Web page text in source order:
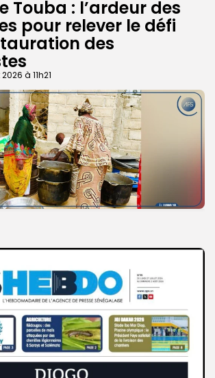
Touba : l’ardeur des
pour relever le défi
des
à 11h21